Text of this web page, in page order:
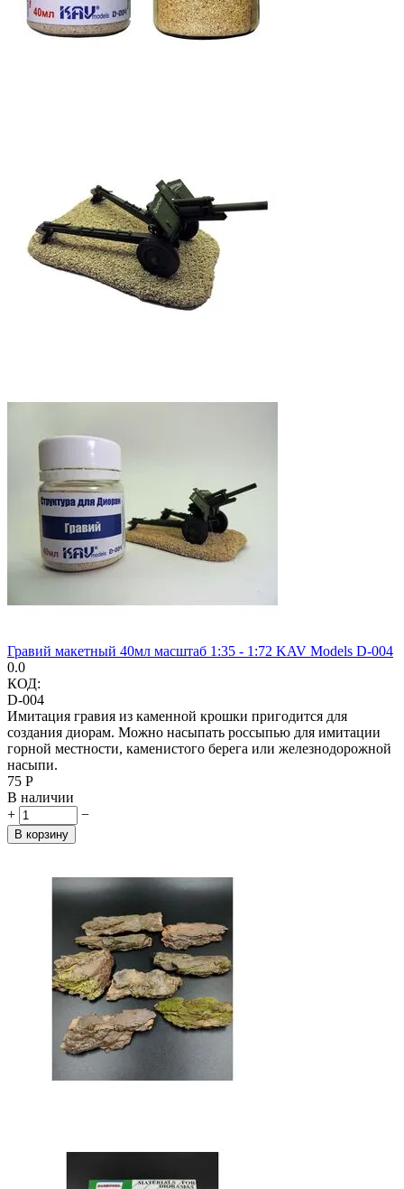
Гравий макетный 40мл масштаб 1:35 - 1:72 KAV Models D-004
0.0
КОД:
D-004
Имитация гравия из каменной крошки пригодится для
создания диорам. Можно насыпать россыпью для имитации
горной местности, каменистого берега или железнодорожной
насыпи.
‍75‍ Р
В наличии
+
−
В корзину